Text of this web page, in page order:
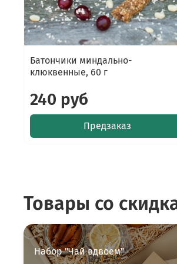
Батончики миндально-
клюквенные, 60 г
240 руб
Предзаказ
Товары со
Набор "Чай вдвоем"